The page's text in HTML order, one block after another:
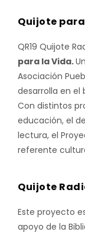
Quijote
QR19 Quijote
para la Vida.
Asociación
desarrolla en el
Con distintos
educación, el
lectura, el
referente
Quijote
Este proyecto
apoyo de la